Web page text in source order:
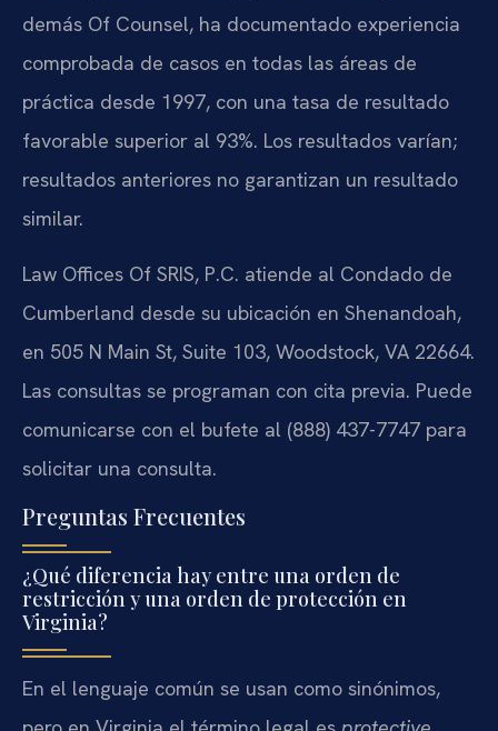
demás Of Counsel, ha documentado experiencia
comprobada de casos en todas las áreas de
práctica desde 1997, con una tasa de resultado
favorable superior al 93%. Los resultados varían;
resultados anteriores no garantizan un resultado
similar.
Law Offices Of SRIS, P.C. atiende al Condado de
Cumberland desde su ubicación en Shenandoah,
en 505 N Main St, Suite 103, Woodstock, VA 22664.
Las consultas se programan con cita previa. Puede
comunicarse con el bufete al (888) 437-7747 para
solicitar una consulta.
Preguntas Frecuentes
¿Qué diferencia hay entre una orden de
restricción y una orden de protección en
Virginia?
En el lenguaje común se usan como sinónimos,